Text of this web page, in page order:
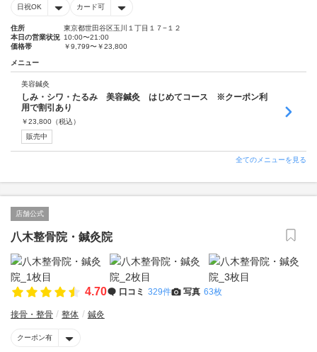
日祝OK カード可
住所
東京都世田谷区玉川１丁目１７−１２
本日の営業状況 10:00〜21:00
価格帯
￥9,799〜￥23,800
メニュー
美容鍼灸
しみ・シワ・たるみ 美容鍼灸 はじめてコース ※クーポン利
用で割引あり
￥23,800 （税込）
販売中
全てのメニューを見る
店舗公式
八木整骨院・鍼灸院
4.70 口コミ 329件 写真 63枚
接骨・整骨 整体 鍼灸
クーポン有